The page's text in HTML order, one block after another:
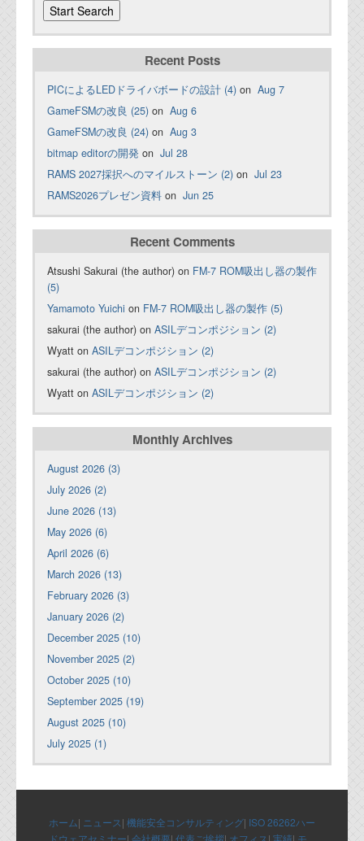
Recent Posts
PICによるLEDドライバボードの設計 (4) on Aug 7
GameFSMの改良 (25) on Aug 6
GameFSMの改良 (24) on Aug 3
bitmap editorの開発 on Jul 28
RAMS 2027採択へのマイルストーン (2) on Jul 23
RAMS2026プレゼン資料 on Jun 25
Recent Comments
Atsushi Sakurai (the author) on FM-7 ROM吸出し器の製作
(5)
Yamamoto Yuichi on FM-7 ROM吸出し器の製作 (5)
sakurai (the author) on ASILデコンポジション (2)
Wyatt on ASILデコンポジション (2)
sakurai (the author) on ASILデコンポジション (2)
Wyatt on ASILデコンポジション (2)
Monthly Archives
August 2026 (3)
July 2026 (2)
June 2026 (13)
May 2026 (6)
April 2026 (6)
March 2026 (13)
February 2026 (3)
January 2026 (2)
December 2025 (10)
November 2025 (2)
October 2025 (10)
September 2025 (19)
August 2025 (10)
July 2025 (1)
ホーム| ニュース| 機能安全コンサルティング| ISO 26262ハー